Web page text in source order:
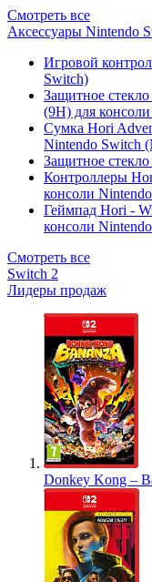
Смотреть все
Аксессуары Nintendo
Игровой
Switch)
Защитное стекло
(9H) для
Сумка Hori
Nintendo Switch
Защитное
Контроллеры
консоли
Геймпад Hori -
консоли
Смотреть все
Switch 2
Лидеры продаж
Donkey Kong –